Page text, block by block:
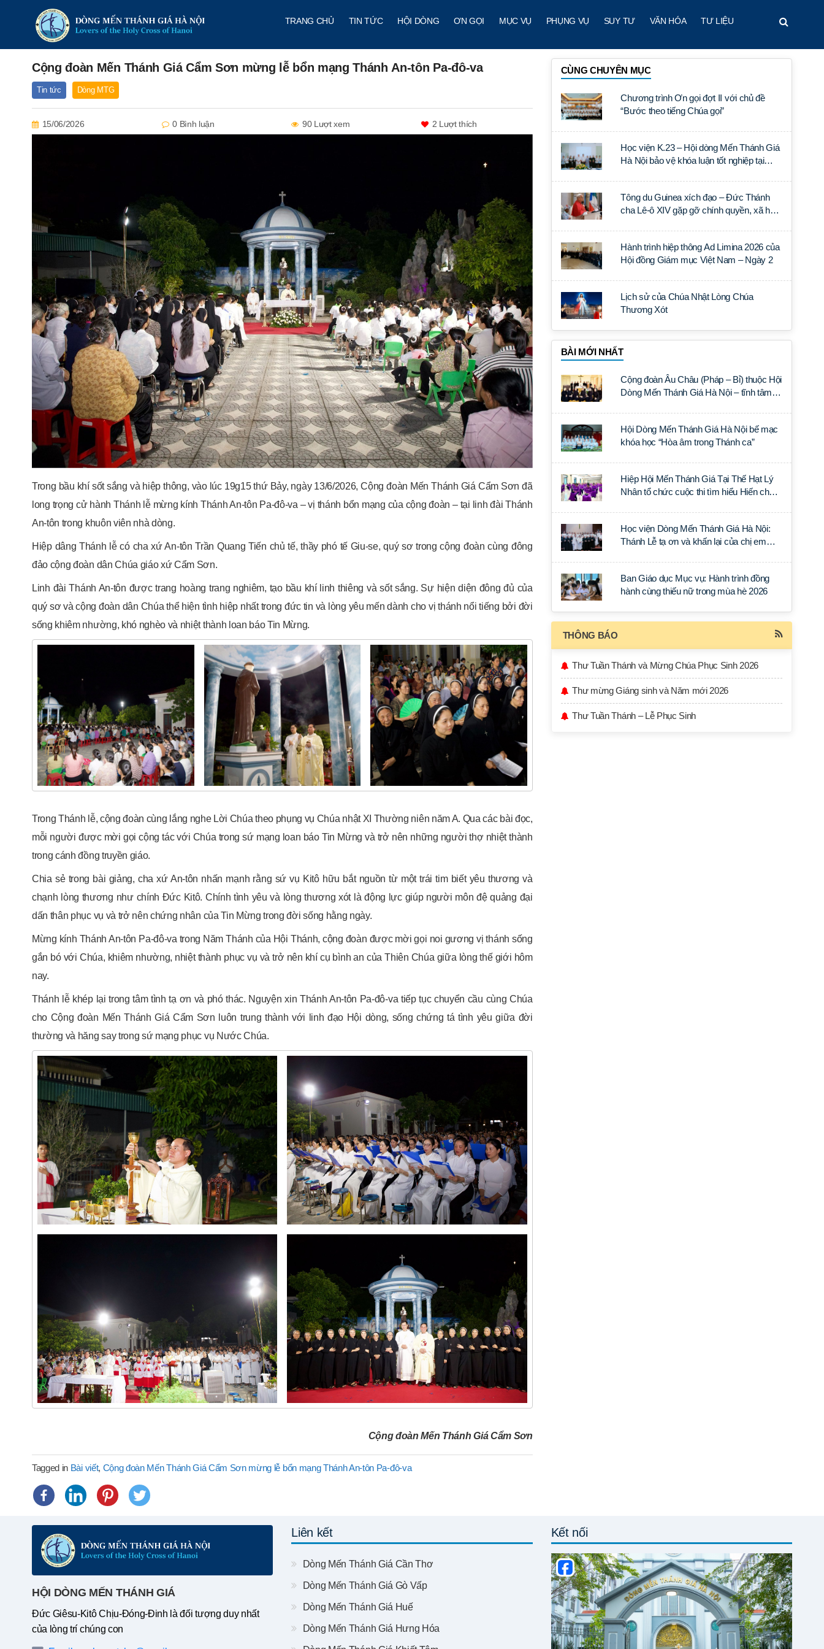
TRANG CHỦ TIN TỨC HỘI DÒNG ƠN GỌI MỤC VỤ PHỤNG VỤ SUY TƯ VĂN HÓA TƯ LIỆU
Cộng đoàn Mến Thánh Giá Cẩm Sơn mừng lễ bổn mạng Thánh An-tôn Pa-đô-va
Tin tức Dòng MTG
15/06/2026 0 Bình luận 90 Lượt xem 2 Lượt thích
Trong bầu khí sốt sắng và hiệp thông, vào lúc 19g15 thứ Bảy, ngày 13/6/2026, Cộng đoàn Mến Thánh Giá Cẩm Sơn đã
long trọng cử hành Thánh lễ mừng kính Thánh An-tôn Pa-đô-va – vị thánh bổn mạng của cộng đoàn – tại linh đài Thánh
An-tôn trong khuôn viên nhà dòng.
Hiệp dâng Thánh lễ có cha xứ An-tôn Trần Quang Tiến chủ tế, thầy phó tế Giu-se, quý sơ trong cộng đoàn cùng đông
đảo cộng đoàn dân Chúa giáo xứ Cẩm Sơn.
Linh đài Thánh An-tôn được trang hoàng trang nghiêm, tạo bầu khí linh thiêng và sốt sắng. Sự hiện diện đông đủ của
quý sơ và cộng đoàn dân Chúa thể hiện tình hiệp nhất trong đức tin và lòng yêu mến dành cho vị thánh nổi tiếng bởi đời
sống khiêm nhường, khó nghèo và nhiệt thành loan báo Tin Mừng.
Trong Thánh lễ, cộng đoàn cùng lắng nghe Lời Chúa theo phụng vụ Chúa nhật XI Thường niên năm A. Qua các bài đọc,
mỗi người được mời gọi cộng tác với Chúa trong sứ mạng loan báo Tin Mừng và trở nên những người thợ nhiệt thành
trong cánh đồng truyền giáo.
Chia sẻ trong bài giảng, cha xứ An-tôn nhấn mạnh rằng sứ vụ Kitô hữu bắt nguồn từ một trái tim biết yêu thương và
chạnh lòng thương như chính Đức Kitô. Chính tình yêu và lòng thương xót là động lực giúp người môn đệ quảng đại
dấn thân phục vụ và trở nên chứng nhân của Tin Mừng trong đời sống hằng ngày.
Mừng kính Thánh An-tôn Pa-đô-va trong Năm Thánh của Hội Thánh, cộng đoàn được mời gọi noi gương vị thánh sống
gắn bó với Chúa, khiêm nhường, nhiệt thành phục vụ và trở nên khí cụ bình an của Thiên Chúa giữa lòng thế giới hôm
nay.
Thánh lễ khép lại trong tâm tình tạ ơn và phó thác. Nguyện xin Thánh An-tôn Pa-đô-va tiếp tục chuyển cầu cùng Chúa
cho Cộng đoàn Mến Thánh Giá Cẩm Sơn luôn trung thành với linh đạo Hội dòng, sống chứng tá tình yêu giữa đời
thường và hăng say trong sứ mạng phục vụ Nước Chúa.
Cộng đoàn Mến Thánh Giá Cẩm Sơn
Tagged in Bài viết, Cộng đoàn Mến Thánh Giá Cẩm Sơn mừng lễ bổn mạng Thánh An-tôn Pa-đô-va
CÙNG CHUYÊN MỤC
Chương trình Ơn gọi đợt II với chủ đề
“Bước theo tiếng Chúa gọi”
Học viện K.23 – Hội dòng Mến Thánh Giá
Hà Nội bảo vệ khóa luận tốt nghiệp tại
Tông du Guinea xích đạo – Đức Thánh
cha Lê-ô XIV gặp gỡ chính quyền, xã hội
Hành trình hiệp thông Ad Limina 2026 của
Hội đồng Giám mục Việt Nam – Ngày 2
Lịch sử của Chúa Nhật Lòng Chúa
Thương Xót
BÀI MỚI NHẤT
Cộng đoàn Âu Châu (Pháp – Bỉ) thuộc Hội
Dòng Mến Thánh Giá Hà Nội – tĩnh tâm
Hội Dòng Mến Thánh Giá Hà Nội bế mạc
khóa học “Hòa âm trong Thánh ca”
Hiệp Hội Mến Thánh Giá Tại Thế Hạt Lý
Nhân tổ chức cuộc thi tìm hiểu Hiến chế
Học viện Dòng Mến Thánh Giá Hà Nội:
Thánh Lễ tạ ơn và khấn lại của chị em
Ban Giáo dục Mục vụ: Hành trình đồng
hành cùng thiếu nữ trong mùa hè 2026
THÔNG BÁO
Thư Tuần Thánh và Mừng Chúa Phục Sinh 2026
Thư mừng Giáng sinh và Năm mới 2026
Thư Tuần Thánh – Lễ Phục Sinh
HỘI DÒNG MẾN THÁNH GIÁ
Đức Giêsu-Kitô Chịu-Đóng-Đinh là đối tượng duy nhất
của lòng trí chúng con
Liên kết
Dòng Mến Thánh Giá Cần Thơ
Dòng Mến Thánh Giá Gò Vấp
Dòng Mến Thánh Giá Huế
Dòng Mến Thánh Giá Hưng Hóa
Kết nối